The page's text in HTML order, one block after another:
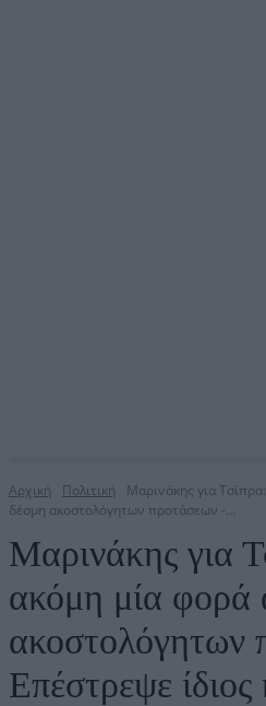
Αρχική Πολιτική
Μαρινάκης για
δέσμη ακοστολόγητων προτάσεων -...
Μαρινάκης για
ακόμη μία φορά
ακοστολόγητων
Επέστρεψε ίδιος